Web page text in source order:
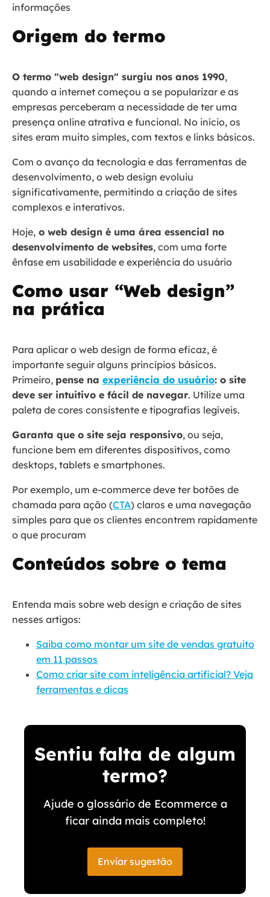
informações​
Origem do termo
O termo "web design" surgiu nos anos 1990,
quando a internet começou a se popularizar e as
empresas perceberam a necessidade de ter uma
presença online atrativa e funcional. No início, os
sites eram muito simples, com textos e links básicos.
Com o avanço da tecnologia e das ferramentas de
desenvolvimento, o web design evoluiu
significativamente, permitindo a criação de sites
complexos e interativos.
Hoje, o web design é uma área essencial no
desenvolvimento de websites, com uma forte
ênfase em usabilidade e experiência do usuário​
Como usar “Web design”
na prática
Para aplicar o web design de forma eficaz, é
importante seguir alguns princípios básicos.
Primeiro, pense na experiência do usuário: o site
deve ser intuitivo e fácil de navegar. Utilize uma
paleta de cores consistente e tipografias legíveis.
Garanta que o site seja responsivo, ou seja,
funcione bem em diferentes dispositivos, como
desktops, tablets e smartphones.
Por exemplo, um e-commerce deve ter botões de
chamada para ação (CTA) claros e uma navegação
simples para que os clientes encontrem rapidamente
o que procuram
Conteúdos sobre o tema
Entenda mais sobre web design e criação de sites
nesses artigos:
Saiba como montar um site de vendas gratuito
em 11 passos
Como criar site com inteligência artificial? Veja
ferramentas e dicas
Sentiu falta de algum
termo?
Ajude o glossário de Ecommerce a
ficar ainda mais completo!
Enviar sugestão